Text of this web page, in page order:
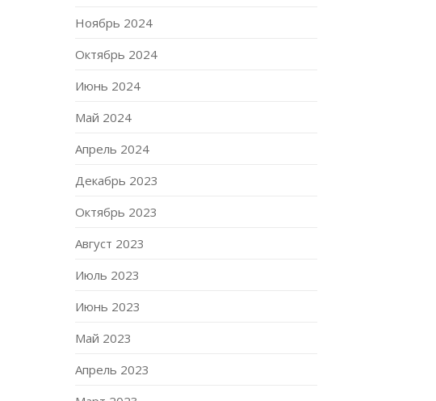
Ноябрь 2024
Октябрь 2024
Июнь 2024
Май 2024
Апрель 2024
Декабрь 2023
Октябрь 2023
Август 2023
Июль 2023
Июнь 2023
Май 2023
Апрель 2023